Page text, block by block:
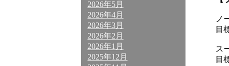
2026年5月
2026年4月
2026年3月
2026年2月
2026年1月
2025年12月
ノ
目
ス
目